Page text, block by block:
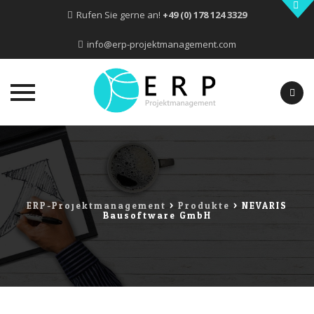
Rufen Sie gerne an! +49 (0) 178 124 3329
info@erp-projektmanagement.com
to
content
ERP-Projektmanagement > Produkte > NEVARIS
Bausoftware GmbH